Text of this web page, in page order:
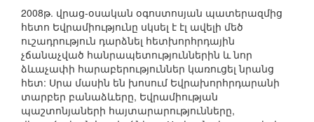
2008թ. վրաց-օսական օգոստոսյան պատերազմից
հետո Եվրամիությունը սկսել է էլ ավելի մեծ
ուշադրություն դարձնել հետխորհրդային
չճանաչված հանրապետություններին և նոր
ձևաչափի հարաբերություններ կառուցել նրանց
հետ: Սրա մասին են խոսում Եվրախորհրդարանի
տարբեր բանաձևերը, Եվրամիության
պաշտոնյաների հայտարարությունները,